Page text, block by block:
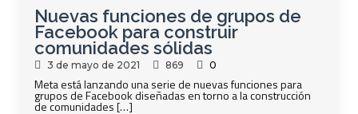
Nuevas funciones de grupos de
Facebook para construir
comunidades sólidas
3 de mayo de 2021 869 0
Meta está lanzando una serie de nuevas funciones para
grupos de Facebook diseñadas en torno a la construcción
de comunidades […]